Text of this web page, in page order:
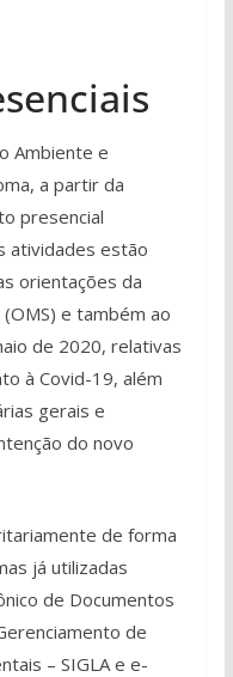
Ambiente e
a partir da
presencial
atividades estão
orientações da
e também ao
de 2020, relativas
à Covid-19, além
gerais e
do novo
de forma
já utilizadas
de Documentos
de
– SIGLA e e-